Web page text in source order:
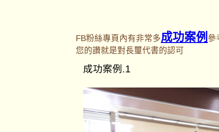
FB粉絲專頁內有非常多成功案例 參
您的讚就是對長璽代書的認可
成功案例.1